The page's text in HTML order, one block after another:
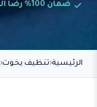
ضمان 100% رضا العميل
الرئيسية تنظيف يخوت